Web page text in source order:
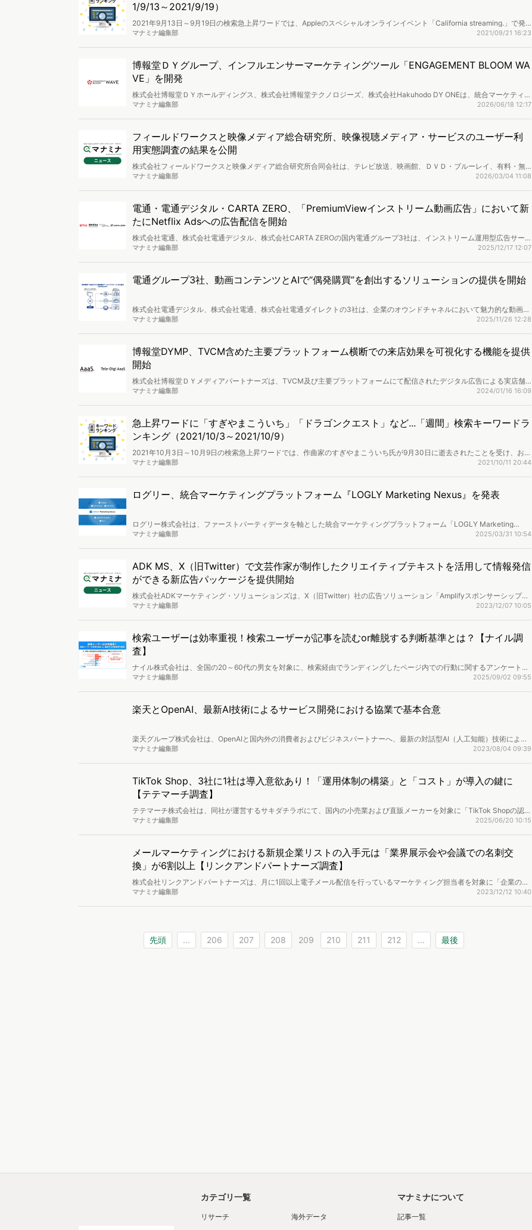
1/9/13～2021/9/19）
2021年9月13日～9月19日の検索急上昇ワードでは、Appleのスペシャルオンラインイベント「California streaming.」で発
表され、9月17日から販売予約の受付が始まった「iPhone13」に注目が集まり検索が急増。また同じくイベントの目玉とな
ィング分析を行い、検索キーワードランキングを作成しました。
マナミナ編集部 2021/09/21 16:23
博報堂ＤＹグループ、インフルエンサーマーケティングツール「ENGAGEMENT BLOOM WA
VE」を開発
株式会社博報堂ＤＹホールディングス、株式会社博報堂テクノロジーズ、株式会社Hakuhodo DY ONEは、統合マーケティン
グプラットフォーム「CREATIVITY ENGINE BLOOM」の新プロダクトとして、インフルエンサーマーケティングツール
(Influencer Quality Scoring)」を活用した、インフルエンサーマーケティング高度化を支援するプラニングソリューションの
マナミナ編集部 2026/06/18 12:17
フィールドワークスと映像メディア総合研究所、映像視聴メディア・サービスのユーザー利
用実態調査の結果を公開
株式会社フィールドワークスと映像メディア総合研究所合同会社は、テレビ放送、映画館、ＤＶＤ・ブルーレイ、有料・無
料の動画配信など、すべての映像視聴メディア・サービスのユーザー利用実態調査を実施し、結果を公開しました。
マナミナ編集部 2026/03/04 11:08
電通・電通デジタル・CARTA ZERO、「PremiumViewインストリーム動画広告」において新
たにNetflix Adsへの広告配信を開始
株式会社電通、株式会社電通デジタル、株式会社CARTA ZEROの国内電通グループ3社は、インストリーム運用型広告サー
ビス「PremiumViewインストリーム動画広告」において、新たに動画配信サービス「Netflix」への広告配信を開始したこと
マナミナ編集部 2025/12/17 12:07
電通グループ3社、動画コンテンツとAIで“偶発購買”を創出するソリューションの提供を開始
株式会社電通デジタル、株式会社電通、株式会社電通ダイレクトの3社は、企業のオウンドチャネルにおいて魅力的な動画コ
ンテンツを企画・制作・アーカイブし、AIを活用して、偶然目にした情報による“偶発購買”を意図的に創出するソリューショ
マナミナ編集部 2025/11/26 12:28
博報堂DYMP、TVCM含めた主要プラットフォーム横断での来店効果を可視化する機能を提供
開始
株式会社博報堂ＤＹメディアパートナーズは、TVCM及び主要プラットフォームにて配信されたデジタル広告による実店舗
への来店効果を実際の広告接触データを元に分析する機能をTele-Digi AaaSに搭載し、提供を開始することを発表しまし
マナミナ編集部 2024/01/16 16:09
急上昇ワードに「すぎやまこういち」「ドラゴンクエスト」など...「週間」検索キーワードラ
ンキング（2021/10/3～2021/10/9）
2021年10月3日～10月9日の検索急上昇ワードでは、作曲家のすぎやまこういち氏が9月30日に逝去されたことを受け、お名
前のほか、楽曲を手掛けた人気ゲーム「ドラゴンクエスト」の検索が急増しました。ネット行動ログとユーザー属性情報を
マナミナ編集部 2021/10/11 20:44
ログリー、統合マーケティングプラットフォーム『LOGLY Marketing Nexus』を発表
ログリー株式会社は、ファーストパーティデータを軸とした統合マーケティングプラットフォーム「LOGLY Marketing
Nexus」を発表しました。また、従来の各プロダクト（ネイティブ広告・DMP・マルチチャネル広告支援・Web接客ツール
マナミナ編集部 2025/03/31 10:54
ADK MS、X（旧Twitter）で文芸作家が制作したクリエイティブテキストを活用して情報発信
ができる新広告パッケージを提供開始
株式会社ADKマーケティング・ソリューションズは、X（旧Twitter）社の広告ソリューション「Amplifyスポンサーシップ」
において、文芸作家が制作したクリエイティブテキストを活用した、オリジナル広告を作成する新広告パッケージの提供を
マナミナ編集部 2023/12/07 10:05
検索ユーザーは効率重視！検索ユーザーが記事を読むor離脱する判断基準とは？【ナイル調
査】
ナイル株式会社は、全国の20～60代の男女を対象に、検索経由でランディングしたページ内での行動に関するアンケート調
査を実施し、結果を公開しました。
マナミナ編集部 2025/09/02 09:55
楽天とOpenAI、最新AI技術によるサービス開発における協業で基本合意
楽天グループ株式会社は、OpenAIと国内外の消費者およびビジネスパートナーへ、最新の対話型AI（人工知能）技術による
新たな体験を提供するサービス開発における協業で基本合意しました。
マナミナ編集部 2023/08/04 09:39
TikTok Shop、3社に1社は導入意欲あり！「運用体制の構築」と「コスト」が導入の鍵に
【テテマーチ調査】
テテマーチ株式会社は、同社が運営するサキダチラボにて、国内の小売業および直販メーカーを対象に「TikTok Shopの認
知・導入意向に関するアンケート調査」を実施し、結果を公開しました。
マナミナ編集部 2025/06/20 10:15
メールマーケティングにおける新規企業リストの入手元は「業界展示会や会議での名刺交
換」が6割以上【リンクアンドパートナーズ調査】
株式会社リンクアンドパートナーズは、月に1回以上電子メール配信を行っているマーケティング担当者を対象に「企業のメ
ールマーケティングに関する調査」を実施し、調査結果を公開しました。
マナミナ編集部 2023/12/12 10:40
先頭 ... 206 207 208 209 210 211 212 ... 最後
カテゴリ一覧
リサーチ
海外データ
マナミナについて
記事一覧